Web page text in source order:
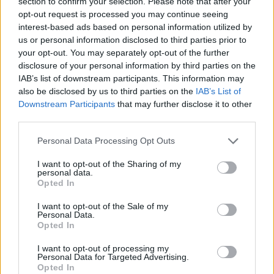
opt-out request is processed you may continue seeing
interest-based ads based on personal information utilized by
us or personal information disclosed to third parties prior to
your opt-out. You may separately opt-out of the further
disclosure of your personal information by third parties on the
IAB’s list of downstream participants. This information may
also be disclosed by us to third parties on the IAB’s List of
Downstream Participants that may further disclose it to other
Personal Data Processing Opt Outs
I want to opt-out of the Sharing of my
personal data.
Opted In
I want to opt-out of the Sale of my
Personal Data.
Opted In
I want to opt-out of processing my
Personal Data for Targeted Advertising.
Opted In
Ξεκαθάρισε δε ότι «πολιτική αλλαγή δεν γίνεται, αν
δεν είμαστε πρώτο κόμμα», προσθέτοντας ότι το
ΠΑΣΟΚ έχει πάρει δύο κεντρικές αποφάσεις, να
μην συνεργαστεί με τη ΝΔ σε καμία περίπτωση,
και να επιδιώξει προοδευτική διακυβέρνηση.Play
Video
Μάλιστα, απέρριψε την άποψη του Παύλου
συζητήσουμε με όλους που συμφωνούν»,
τονίζοντας με έμφαση, «όχι, δεν θα συζητήσουμε
με όλους. Πολιτική αλλαγή με τη ΝΔ στην
κυβέρνηση, στη συγκυβέρνηση, δεν γίνεται. Αν
έρθει ν ΝΔ και πει ‘‘εγώ συμφωνώ με το
πρόγραμμα του ΠΑΣΟΚ’’, τότε δύο τινά